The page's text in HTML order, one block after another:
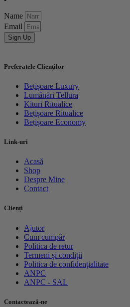
Name
Email
Sign Up
Preferatele Clienților
Bețișoare Luxury
Lumânări Tellura
Kituri Ritualice
Bețișoare Ritualice
Bețișoare Economy
Link-uri
Acasă
Shop
Despre Mine
Contact
Clienți
Ajutor
Cum cumpăr
Politica de retur
Termeni și condiții
Politica de confidențialitate
ANPC
ANPC - SAL
Contactează-ne